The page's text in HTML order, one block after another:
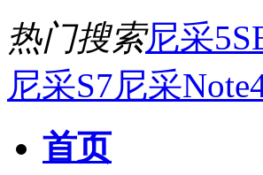
热门搜索尼采
尼采S7尼采
首页